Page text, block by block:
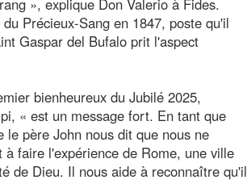
», explique Don Valerio à Fides.
Précieux-Sang en 1847, poste qu'il
Gaspar del Bufalo prit l'aspect
bienheureux du Jubilé 2025,
« est un message fort. En tant que
père John nous dit que nous ne
faire l'expérience de Rome, une ville
de Dieu. Il nous aide à reconnaître qu'il